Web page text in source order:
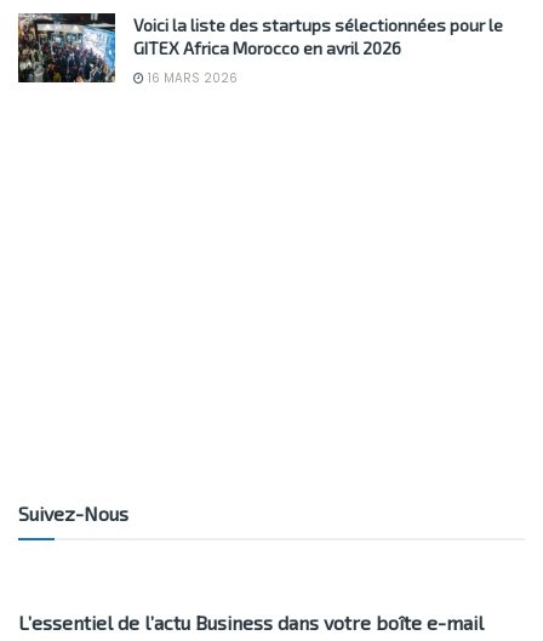
Voici la liste des startups sélectionnées pour le
GITEX Africa Morocco en avril 2026
16 MARS 2026
Suivez-Nous
L’essentiel de l’actu Business dans votre boîte e-mail